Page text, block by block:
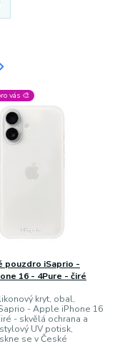
vás 🎨
pouzdro iSaprio -
16 - 4Pure - čiré
kryt, obal,
- Apple iPhone 16
- skvělá ochrana a
UV potisk,
se v České